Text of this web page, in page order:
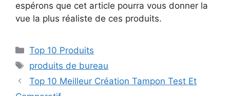
espérons que cet article pourra vous donner la
vue la plus réaliste de ces produits.
Top 10 Produits
produits de bureau
Top 10 Meilleur Création Tampon Test Et